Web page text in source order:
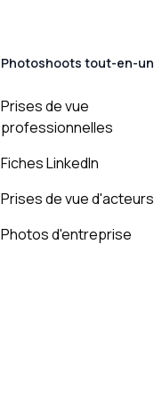
Photoshoots tout-en-un
Prises de vue
professionnelles
Fiches LinkedIn
Prises de vue d'acteurs
Photos d'entreprise